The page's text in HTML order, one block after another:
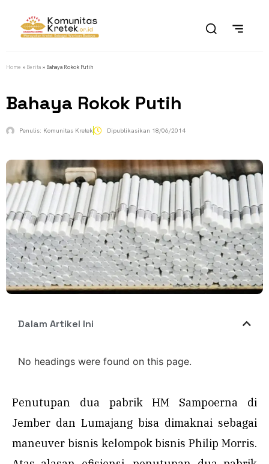
Home » Berita » Bahaya Rokok Putih
Bahaya Rokok Putih
Penulis: Komunitas Kretek Dipublikasikan 18/06/2014
Dalam Artikel Ini
No headings were found on this page.
Penutupan dua pabrik HM Sampoerna di
Jember dan Lumajang bisa dimaknai sebagai
maneuver bisnis kelompok bisnis Philip Morris.